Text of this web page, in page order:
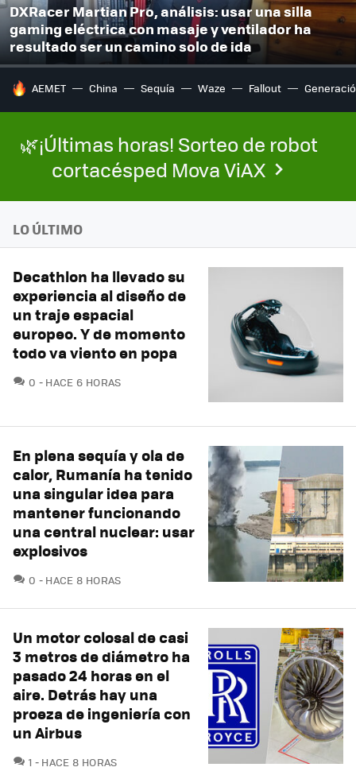
DXRacer Martian Pro, análisis: usar una silla
gaming eléctrica con masaje y ventilador ha
resultado ser un camino solo de ida
HOY SE HABLA DE
AEMET China Sequía Waze Fallout
🌿¡Últimas horas! Sorteo de robot
cortacésped Mova ViAX
LO ÚLTIMO
Decathlon ha llevado su
experiencia al diseño de
un traje espacial
europeo. Y de momento
todo va viento en popa
0 COMENTARIOS
HACE 6 HORAS
En plena sequía y ola de
calor, Rumanía ha tenido
una singular idea para
mantener funcionando
una central nuclear: usar
explosivos
0 COMENTARIOS
HACE 8 HORAS
Un motor colosal de casi
3 metros de diámetro ha
pasado 24 horas en el
aire. Detrás hay una
proeza de ingeniería con
un Airbus
1 COMENTARIOS
HACE 8 HORAS